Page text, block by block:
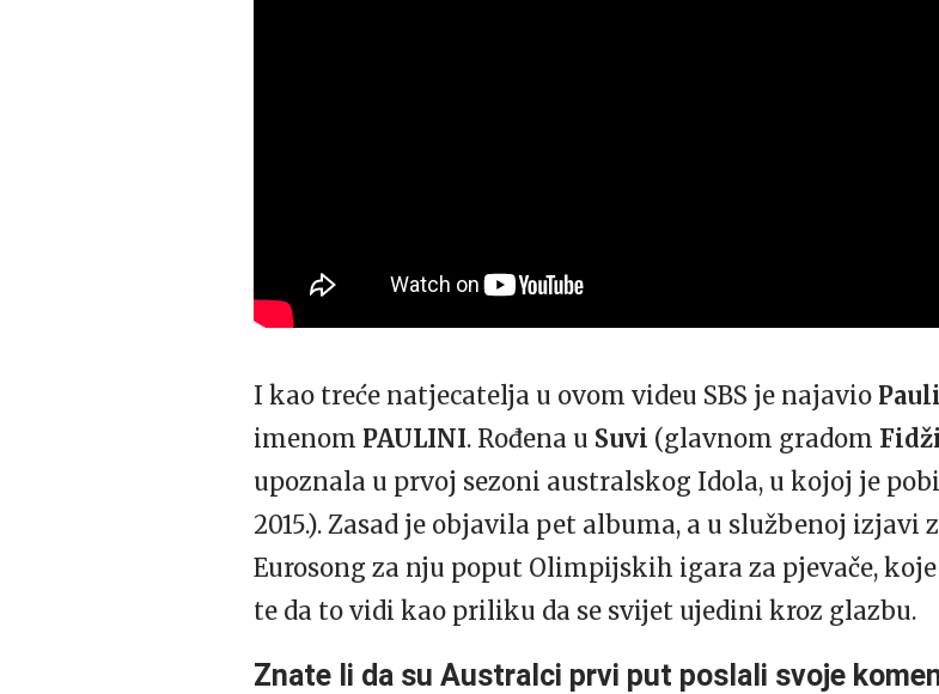
I kao treće natjecatelja u ovom videu SBS je najavio
imenom PAULINI. Rođena u Suvi (glavnom gradom
upoznala u prvoj sezoni australskog Idola, u kojoj je
2015.). Zasad je objavila pet albuma, a u službenoj
Eurosong za nju poput Olimpijskih igara za pjevače,
te da to vidi kao priliku da se svijet ujedini kroz glazbu.
Znate li da su Australci prvi put poslali svoje